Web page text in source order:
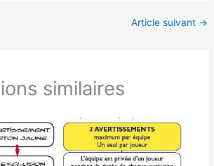
Article suivant →
similaires